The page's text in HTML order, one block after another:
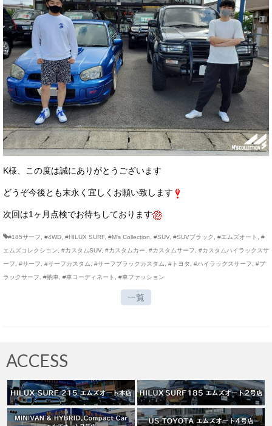
K様、この度は誠にありがとうございます
どうぞ今後とも末永く宜しくお願い致します
次回は1ヶ月点検でお待ちしております
#185サーフ, #4WD, #HILUX SURF, #M’s Collection, #SUV, #SUVブラック , #エムズオート , #
エムズコレクション, #カスタムSUV, #カスタムカー, #カスタムサーフ, #カスタムハイラックスサ
ーフ, #サーフ, #サーフカスタム, #サーフブラックカスタム, #トヨタ , #ハイラックスサーフ, #ブ
ラックサーフ, #納車, #車コーディネート , #車ファッション
一覧
ACCESS